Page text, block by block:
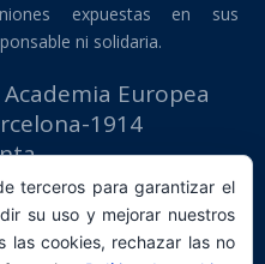
expuestas en sus
ni solidaria.
Europea
1914
terceros para garantizar el
su uso y mejorar nuestros
las cookies, rechazar las no